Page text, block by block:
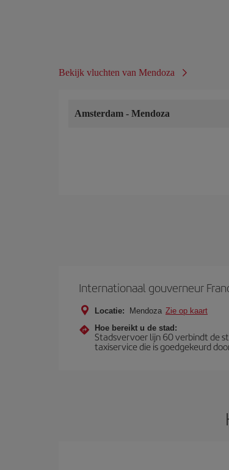
Bekijk vluchten van Mendoza
Amsterdam - Mendoza
Internationaal gouverneur
Locatie: Mendoza Zie op kaart
Hoe bereikt u de stad:
Stadsvervoer lijn 60 verbindt de
taxiservice die is goedgekeurd